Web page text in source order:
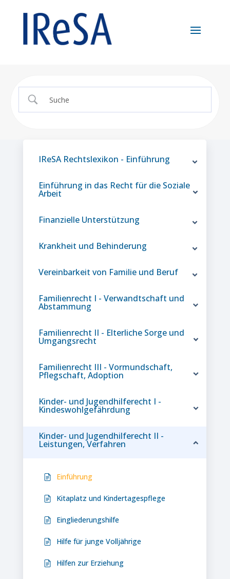
IReSA Rechtslexikon - Einführung
Einführung in das Recht für die Soziale
Arbeit
Finanzielle Unterstützung
Krankheit und Behinderung
Vereinbarkeit von Familie und Beruf
Familienrecht I - Verwandtschaft und
Abstammung
Familienrecht II - Elterliche Sorge und
Umgangsrecht
Familienrecht III - Vormundschaft,
Pflegschaft, Adoption
Kinder- und Jugendhilferecht I -
Kindeswohlgefährdung
Kinder- und Jugendhilferecht II -
Leistungen, Verfahren
Einführung
Kitaplatz und Kindertagespflege
Eingliederungshilfe
Hilfe für junge Volljährige
Hilfen zur Erziehung